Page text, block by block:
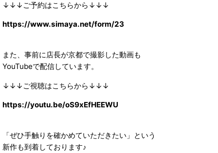
↓↓↓ご予約はこちらから↓↓↓
https://www.simaya.net/form/23
また、事前に店長が京都で撮影した動画も
YouTubeで配信しています。
↓↓↓ご視聴はこちらから↓↓↓
https://youtu.be/oS9xEfHEEWU
「ぜひ手触りを確かめていただきたい」という
新作も到着しております♪